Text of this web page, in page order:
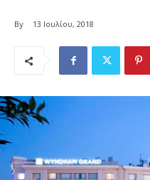
By 13 Ιουλίου, 2018